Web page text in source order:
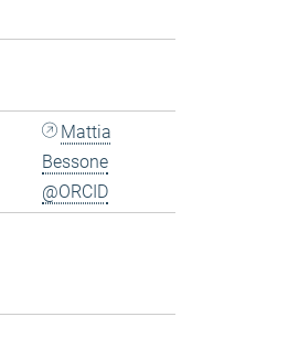
Mattia
Bessone
@ORCID